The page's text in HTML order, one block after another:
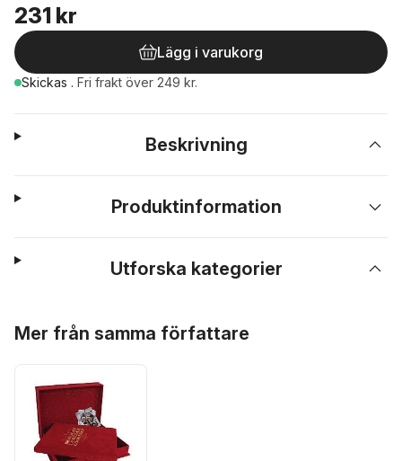
231 kr
Lägg i varukorg
Skickas . Fri frakt över 249 kr.
Beskrivning
Produktinformation
Utforska kategorier
Mer från samma författare